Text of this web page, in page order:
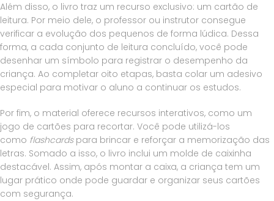
Além disso, o livro traz um recurso exclusivo: um cartão de
leitura. Por meio dele, o professor ou instrutor consegue
verificar a evolução dos pequenos de forma lúdica. Dessa
forma, a cada conjunto de leitura concluído, você pode
desenhar um símbolo para registrar o desempenho da
criança. Ao completar oito etapas, basta colar um adesivo
especial para motivar o aluno a continuar os estudos.
Por fim, o material oferece recursos interativos, como um
jogo de cartões para recortar. Você pode utilizá-los
como flashcards para brincar e reforçar a memorização das
letras. Somado a isso, o livro inclui um molde de caixinha
destacável. Assim, após montar a caixa, a criança tem um
lugar prático onde pode guardar e organizar seus cartões
com segurança.